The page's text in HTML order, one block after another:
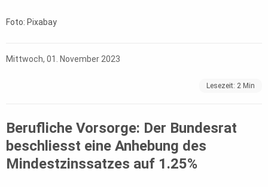
Foto: Pixabay
Mittwoch, 01. November 2023
Lesezeit: 2 Min
Berufliche Vorsorge: Der Bundesrat
beschliesst eine Anhebung des
Mindestzinssatzes auf 1.25%